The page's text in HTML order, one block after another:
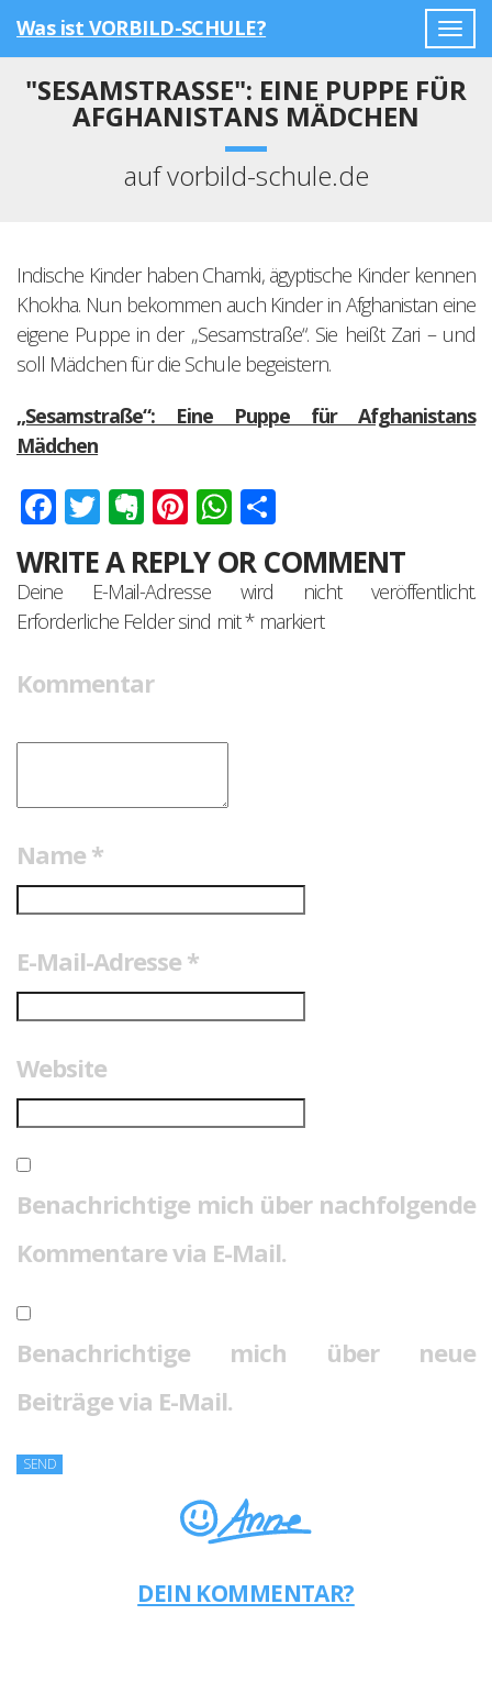
Was ist VORBILD-SCHULE?
"SESAMSTRASSE": EINE PUPPE FÜR A
FGHANISTANS MÄDCHEN
auf vorbild-schule.de
Indische Kinder haben Chamki, ägyptische Kinder kennen
Khokha. Nun bekommen auch Kinder in Afghanistan eine
eigene Puppe in der „Sesamstraße“. Sie heißt Zari – und
soll Mädchen für die Schule begeistern.
„Sesamstraße“: Eine Puppe für Afghanistans
Mädchen
Facebook
Twitter
Evernote
Pinterest
WhatsApp
WRITE A REPLY OR COMMENT
Deine E-Mail-Adresse wird nicht veröffentlicht.
Erforderliche Felder sind mit*markiert
Kommentar
Name *
E-Mail-Adresse *
Website
Benachrichtige mich über nachfolgende
Kommentare via E-Mail.
Benachrichtige mich über neue
Beiträge via E-Mail.
DEIN KOMMENTAR?